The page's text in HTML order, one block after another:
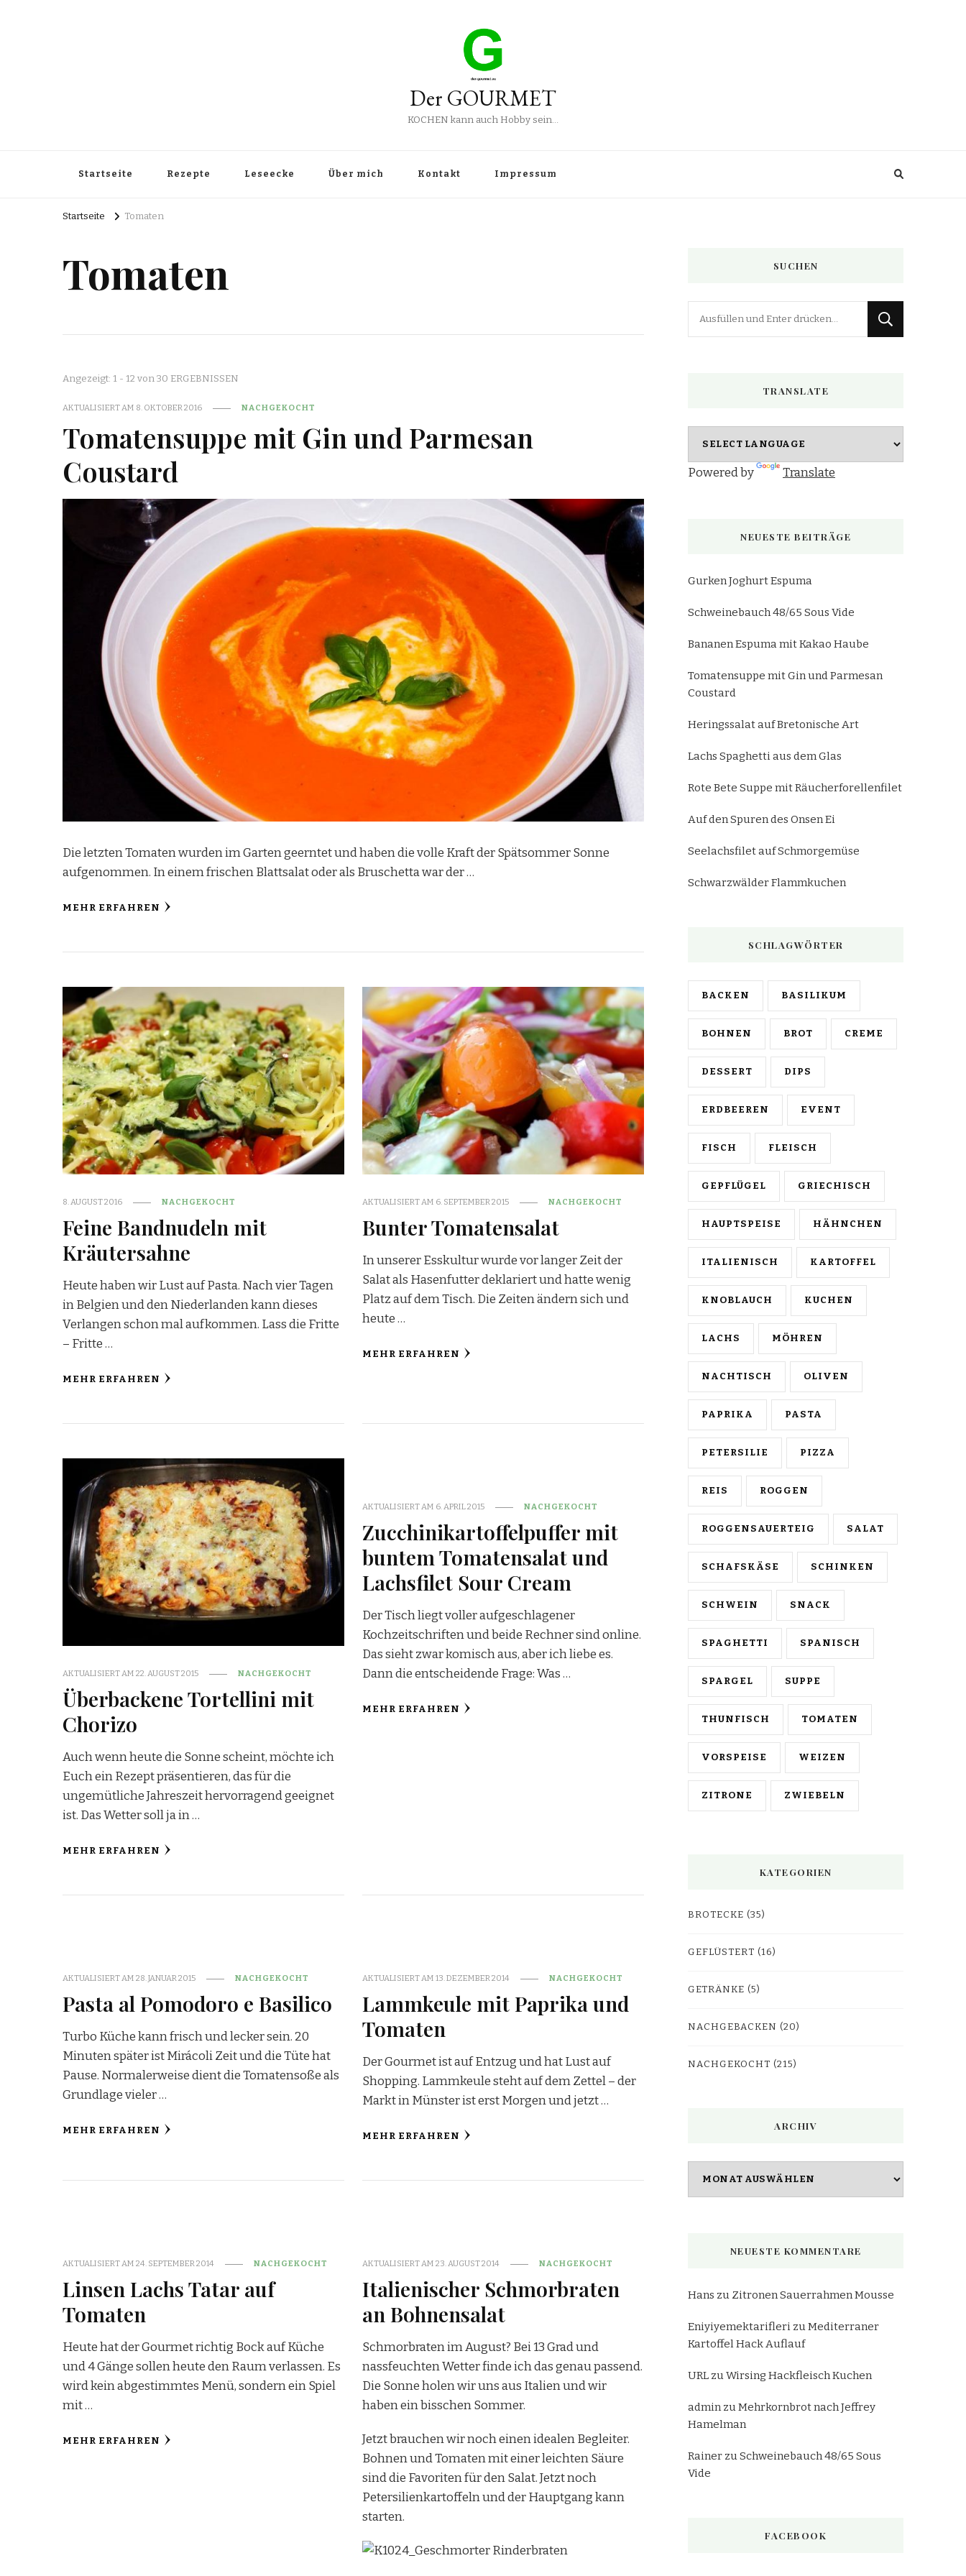
Der GOURMET
KOCHEN kann auch Hobby sein…
Startseite Rezepte Leseecke Über mich Kontakt Impressum
Startseite Tomaten
Tomaten
Angezeigt: 1 - 12 von 30 ERGEBNISSEN
AKTUALISIERT AM 8. OKTOBER 2016 NACHGEKOCHT
Tomatensuppe mit Gin und Parmesan
Coustard
Die letzten Tomaten wurden im Garten geerntet und haben die volle Kraft der Spätsommer Sonne
aufgenommen. In einem frischen Blattsalat oder als Bruschetta war der …
MEHR ERFAHREN
8. AUGUST 2016 NACHGEKOCHT
Feine Bandnudeln mit
Kräutersahne
Heute haben wir Lust auf Pasta. Nach vier Tagen
in Belgien und den Niederlanden kann dieses
Verlangen schon mal aufkommen. Lass die Fritte
– Fritte …
MEHR ERFAHREN
AKTUALISIERT AM 6. SEPTEMBER 2015 NACHGEKOCHT
Bunter Tomatensalat
In unserer Esskultur wurde vor langer Zeit der
Salat als Hasenfutter deklariert und hatte wenig
Platz auf dem Tisch. Die Zeiten ändern sich und
heute …
MEHR ERFAHREN
AKTUALISIERT AM22. AUGUST 2015 NACHGEKOCHT
Überbackene Tortellini mit
Chorizo
Auch wenn heute die Sonne scheint, möchte ich
Euch ein Rezept präsentieren, das für die
ungemütliche Jahreszeit hervorragend geeignet
ist. Das Wetter soll ja in …
MEHR ERFAHREN
AKTUALISIERT AM 6. APRIL 2015 NACHGEKOCHT
Zucchinikartoffelpuffer mit
buntem Tomatensalat und
Lachsfilet Sour Cream
Der Tisch liegt voller aufgeschlagener
Kochzeitschriften und beide Rechner sind online.
Das sieht zwar komisch aus, aber ich liebe es.
Dann die entscheidende Frage: Was …
MEHR ERFAHREN
AKTUALISIERT AM28. JANUAR 2015 NACHGEKOCHT
Pasta al Pomodoro e Basilico
Turbo Küche kann frisch und lecker sein. 20
Minuten später ist Mirácoli Zeit und die Tüte hat
Pause. Normalerweise dient die Tomatensoße als
Grundlage vieler …
MEHR ERFAHREN
AKTUALISIERT AM 13. DEZEMBER 2014 NACHGEKOCHT
Lammkeule mit Paprika und
Tomaten
Der Gourmet ist auf Entzug und hat Lust auf
Shopping. Lammkeule steht auf dem Zettel – der
Markt in Münster ist erst Morgen und jetzt …
MEHR ERFAHREN
AKTUALISIERT AM24. SEPTEMBER 2014 NACHGEKOCHT
Linsen Lachs Tatar auf
Tomaten
Heute hat der Gourmet richtig Bock auf Küche
und 4 Gänge sollen heute den Raum verlassen. Es
wird kein abgestimmtes Menü, sondern ein Spiel
mit …
MEHR ERFAHREN
AKTUALISIERT AM 23. AUGUST 2014 NACHGEKOCHT
Italienischer Schmorbraten
an Bohnensalat
Schmorbraten im August? Bei 13 Grad und
nassfeuchten Wetter finde ich das genau passend.
Die Sonne holen wir uns aus Italien und wir
haben ein bisschen Sommer.
Jetzt brauchen wir noch einen idealen Begleiter.
Bohnen und Tomaten mit einer leichten Säure
sind die Favoriten für den Salat. Jetzt noch
Petersilienkartoffeln und der Hauptgang kann
starten.
SUCHEN
TRANSLATE
Powered by Translate
NEUESTE BEITRÄGE
Gurken Joghurt Espuma
Schweinebauch 48/65 Sous Vide
Bananen Espuma mit Kakao Haube
Tomatensuppe mit Gin und Parmesan
Coustard
Heringssalat auf Bretonische Art
Lachs Spaghetti aus dem Glas
Rote Bete Suppe mit Räucherforellenfilet
Auf den Spuren des Onsen Ei
Seelachsfilet auf Schmorgemüse
Schwarzwälder Flammkuchen
SCHLAGWÖRTER
BACKEN BASILIKUM
BOHNEN BROT CREME
DESSERT DIPS
ERDBEEREN EVENT
FISCH FLEISCH
GEPFLÜGEL GRIECHISCH
HAUPTSPEISE HÄHNCHEN
ITALIENISCH KARTOFFEL
KNOBLAUCH KUCHEN
LACHS MÖHREN
NACHTISCH OLIVEN
PAPRIKA PASTA
PETERSILIE PIZZA
REIS ROGGEN
ROGGENSAUERTEIG SALAT
SCHAFSKÄSE SCHINKEN
SCHWEIN SNACK
SPAGHETTI SPANISCH
SPARGEL SUPPE
THUNFISCH TOMATEN
VORSPEISE WEIZEN
ZITRONE ZWIEBELN
KATEGORIEN
BROTECKE (35)
GEFLÜSTERT (16)
GETRÄNKE (5)
NACHGEBACKEN (20)
NACHGEKOCHT (215)
ARCHIV
NEUESTE KOMMENTARE
Hans zu Zitronen Sauerrahmen Mousse
Eniyiyemektarifleri zuMediterraner
Kartoffel Hack Auflauf
URL zuWirsing Hackfleisch Kuchen
adminzuMehrkornbrot nach Jeffrey
Hamelman
Rainer zuSchweinebauch 48/65 Sous
Vide
FACEBOOK